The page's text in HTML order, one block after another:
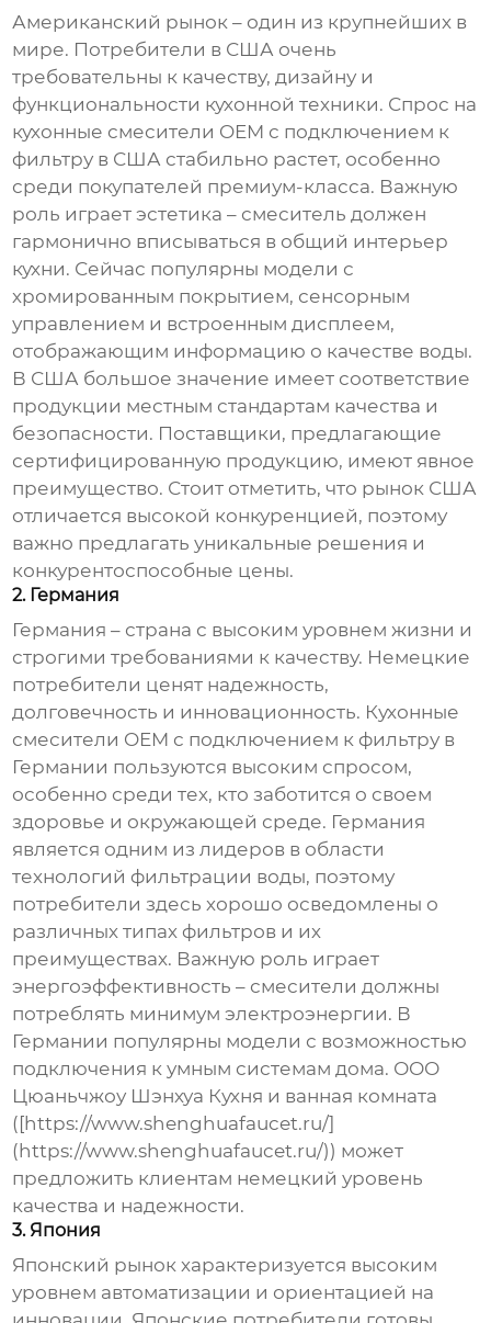
Американский рынок – один из крупнейших в
мире. Потребители в США очень
требовательны к качеству, дизайну и
функциональности кухонной техники. Спрос на
кухонные смесители OEM с подключением к
фильтру в США стабильно растет, особенно
среди покупателей премиум-класса. Важную
роль играет эстетика – смеситель должен
гармонично вписываться в общий интерьер
кухни. Сейчас популярны модели с
хромированным покрытием, сенсорным
управлением и встроенным дисплеем,
отображающим информацию о качестве воды.
В США большое значение имеет соответствие
продукции местным стандартам качества и
безопасности. Поставщики, предлагающие
сертифицированную продукцию, имеют явное
преимущество. Стоит отметить, что рынок США
отличается высокой конкуренцией, поэтому
важно предлагать уникальные решения и
конкурентоспособные цены.
2. Германия
Германия – страна с высоким уровнем жизни и
строгими требованиями к качеству. Немецкие
потребители ценят надежность,
долговечность и инновационность. Кухонные
смесители OEM с подключением к фильтру в
Германии пользуются высоким спросом,
особенно среди тех, кто заботится о своем
здоровье и окружающей среде. Германия
является одним из лидеров в области
технологий фильтрации воды, поэтому
потребители здесь хорошо осведомлены о
различных типах фильтров и их
преимуществах. Важную роль играет
энергоэффективность – смесители должны
потреблять минимум электроэнергии. В
Германии популярны модели с возможностью
подключения к умным системам дома. ООО
Цюаньчжоу Шэнхуа Кухня и ванная комната
([https://www.shenghuafaucet.ru/]
(https://www.shenghuafaucet.ru/)) может
предложить клиентам немецкий уровень
качества и надежности.
3. Япония
Японский рынок характеризуется высоким
уровнем автоматизации и ориентацией на